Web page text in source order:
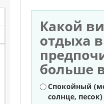
Какой
отдыха
больше
Варианты
Спокойный
солнце, песок)